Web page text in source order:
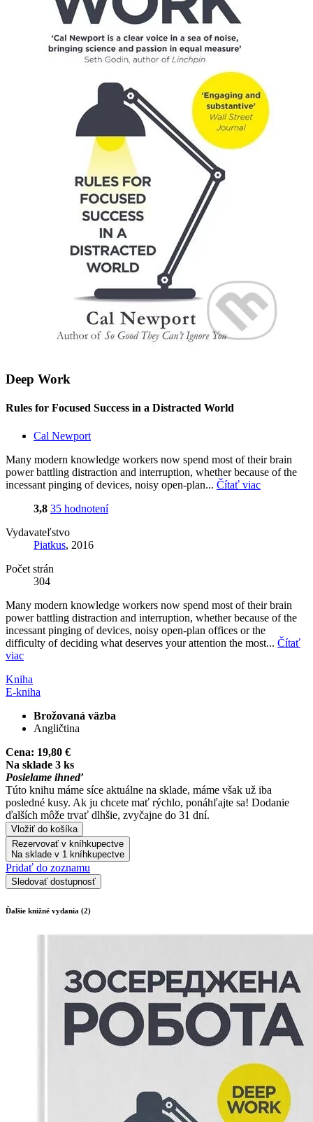
Deep Work
Rules for Focused Success in a Distracted World
Cal Newport
Many modern knowledge workers now spend most of their brain
power battling distraction and interruption, whether because of the
incessant pinging of devices, noisy open-plan... Čítať viac
3,8 35 hodnotení
Vydavateľstvo
Piatkus, 2016
Počet strán
304
Many modern knowledge workers now spend most of their brain
power battling distraction and interruption, whether because of the
incessant pinging of devices, noisy open-plan offices or the
difficulty of deciding what deserves your attention the most... Čítať
viac
Kniha
E-kniha
Brožovaná väzba
Angličtina
Cena: 19,80 €
Na sklade 3 ks
Posielame ihneď
Túto knihu máme síce aktuálne na sklade, máme však už iba
posledné kusy. Ak ju chcete mať rýchlo, ponáhľajte sa! Dodanie
ďalších môže trvať dlhšie, zvyčajne do 31 dní.
Vložiť do košíka
Rezervovať v kníhkupectve
Na sklade v 1 kníhkupectve
Pridať do zoznamu
Sledovať dostupnosť
Ďalšie knižné vydania (2)